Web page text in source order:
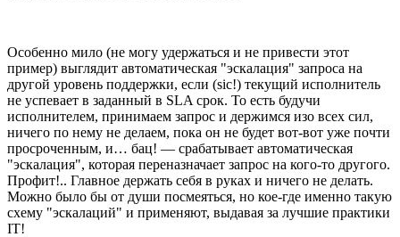
Особенно мило (не могу удержаться и не привести этот
пример) выглядит автоматическая "эскалация" запроса на
другой уровень поддержки, если (sic!) текущий исполнитель
не успевает в заданный в SLA срок. То есть будучи
исполнителем, принимаем запрос и держимся изо всех сил,
ничего по нему не делаем, пока он не будет вот-вот уже почти
просроченным, и… бац! — срабатывает автоматическая
"эскалация", которая переназначает запрос на кого-то другого.
Профит!.. Главное держать себя в руках и ничего не делать.
Можно было бы от души посмеяться, но кое-где именно такую
схему "эскалаций" и применяют, выдавая за лучшие практики
IT!